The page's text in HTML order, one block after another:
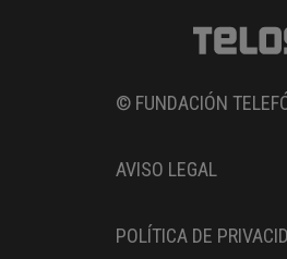
© FUNDACIÓN
AVISO LEGAL
POLÍTICA DE